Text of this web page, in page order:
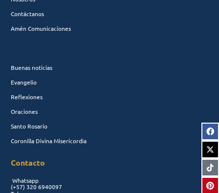
Contáctanos
Amén Comunicaciones
Buenas noticias
Evangelio
Reflexiones
Oraciones
Santo Rosario
Coronilla Divina Misericordia
Contacto
Whatsapp
(+57) 320 6940097